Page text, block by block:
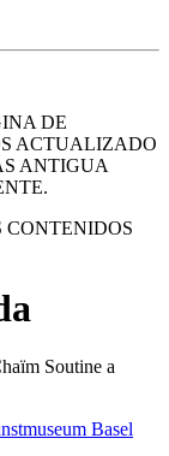
DE
ACTUALIZADO
ANTIGUA
Soutine a
Basel